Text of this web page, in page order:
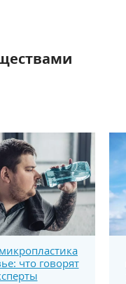
что говорят